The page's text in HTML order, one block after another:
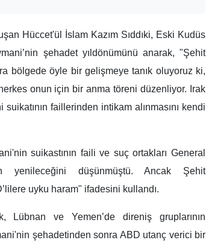
Hüccet'ül İslam Kazım Sıddıki, Eski Kudüs
şehadet yıldönümünü anarak, "Şehit
bölgede öyle bir gelişmeye tanık oluyoruz ki,
onun için bir anma töreni düzenliyor. Irak
faillerinden intikam alınmasını kendi
suikastının faili ve suç ortakları General
yenileceğini düşünmüştü. Ancak Şehit
uyku haram" ifadesini kullandı.
Lübnan ve Yemen’de direniş gruplarının
şehadetinden sonra ABD utanç verici bir